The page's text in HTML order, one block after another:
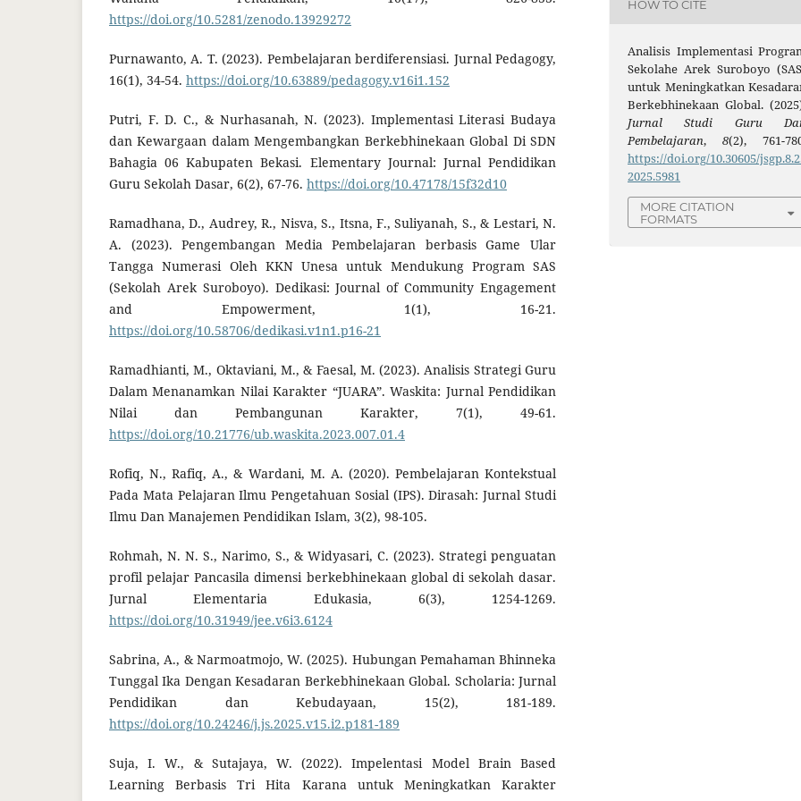
https://doi.org/10.5281/zenodo.13929272
Purnawanto, A. T. (2023). Pembelajaran berdiferensiasi. Jurnal Pedagogy,
16(1), 34-54. https://doi.org/10.63889/pedagogy.v16i1.152
Putri, F. D. C., & Nurhasanah, N. (2023). Implementasi Literasi Budaya
dan Kewargaan dalam Mengembangkan Berkebhinekaan Global Di SDN
Bahagia 06 Kabupaten Bekasi. Elementary Journal: Jurnal Pendidikan
Guru Sekolah Dasar, 6(2), 67-76. https://doi.org/10.47178/15f32d10
Ramadhana, D., Audrey, R., Nisva, S., Itsna, F., Suliyanah, S., & Lestari, N.
A. (2023). Pengembangan Media Pembelajaran berbasis Game Ular
Tangga Numerasi Oleh KKN Unesa untuk Mendukung Program SAS
(Sekolah Arek Suroboyo). Dedikasi: Journal of Community Engagement
and Empowerment, 1(1), 16-21.
https://doi.org/10.58706/dedikasi.v1n1.p16-21
Ramadhianti, M., Oktaviani, M., & Faesal, M. (2023). Analisis Strategi Guru
Dalam Menanamkan Nilai Karakter “JUARA”. Waskita: Jurnal Pendidikan
Nilai dan Pembangunan Karakter, 7(1), 49-61.
https://doi.org/10.21776/ub.waskita.2023.007.01.4
Rofiq, N., Rafiq, A., & Wardani, M. A. (2020). Pembelajaran Kontekstual
Pada Mata Pelajaran Ilmu Pengetahuan Sosial (IPS). Dirasah: Jurnal Studi
Ilmu Dan Manajemen Pendidikan Islam, 3(2), 98-105.
Rohmah, N. N. S., Narimo, S., & Widyasari, C. (2023). Strategi penguatan
profil pelajar Pancasila dimensi berkebhinekaan global di sekolah dasar.
Jurnal Elementaria Edukasia, 6(3), 1254-1269.
https://doi.org/10.31949/jee.v6i3.6124
Sabrina, A., & Narmoatmojo, W. (2025). Hubungan Pemahaman Bhinneka
Tunggal Ika Dengan Kesadaran Berkebhinekaan Global. Scholaria: Jurnal
Pendidikan dan Kebudayaan, 15(2), 181-189.
https://doi.org/10.24246/j.js.2025.v15.i2.p181-189
Suja, I. W., & Sutajaya, W. (2022). Impelentasi Model Brain Based
Learning Berbasis Tri Hita Karana untuk Meningkatkan Karakter
HOW TO CITE
Analisis Implementasi
Sekolahe Arek Suroboyo
untuk Meningkatkan
Berkebhinekaan Global.
Jurnal Studi Guru
Pembelajaran, 8(2), 761-
https://doi.org/10.30605/
2025.5981
MORE CITATION
FORMATS